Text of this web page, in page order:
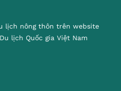
lịch nông thôn trên website
lịch Quốc gia Việt Nam